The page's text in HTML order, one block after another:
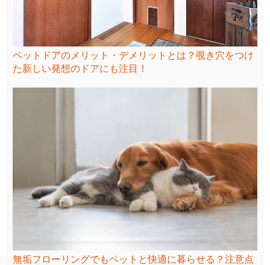
ペットドアのメリット・デメリットとは？覗き穴をつけ
た新しい発想のドアにも注目！
無垢フローリングでもペットと快適に暮らせる？注意点